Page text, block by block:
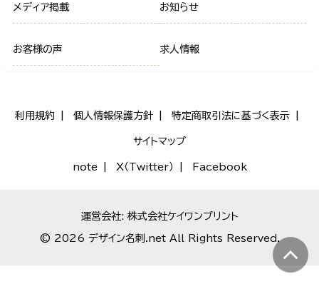
メディア掲載 お知らせ
お客様の声 求人情報
利用規約 個人情報保護方針 特定商取引法に基づく表示
サイトマップ
note X（Twitter） Facebook
運営会社: 株式会社ケイワンプリント
© 2026 デザイン名刺.net All Rights Reserved.